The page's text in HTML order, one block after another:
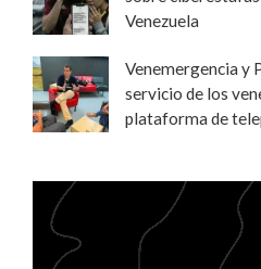
Venezuela
Venemergencia y
servicio de los
plataforma de